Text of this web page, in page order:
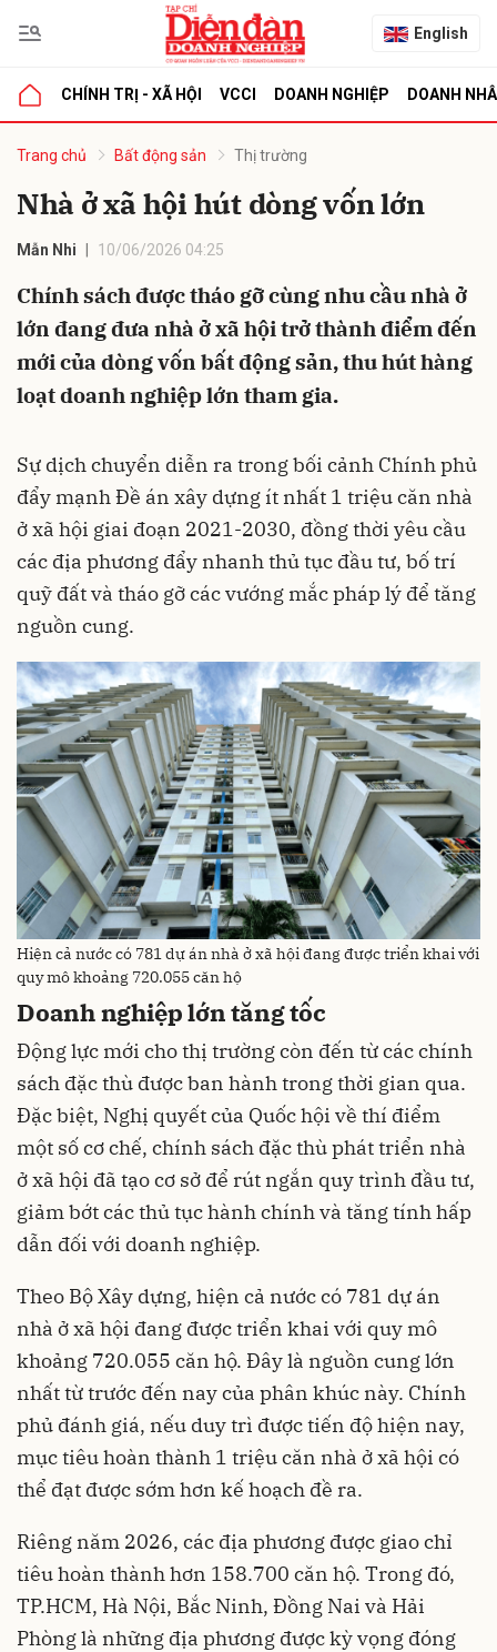
English
CHÍNH TRỊ - XÃ HỘI VCCI DOANH NGHIỆP DOANH
Trang chủ Bất động sản Thị trường
Nhà ở xã hội hút dòng vốn lớn
Mẫn Nhi 10/06/2026 04:25
Chính sách được tháo gỡ cùng nhu cầu nhà ở
lớn đang đưa nhà ở xã hội trở thành điểm đến
mới của dòng vốn bất động sản, thu hút hàng
loạt doanh nghiệp lớn tham gia.
Sự dịch chuyển diễn ra trong bối cảnh Chính phủ
đẩy mạnh Đề án xây dựng ít nhất 1 triệu căn nhà
ở xã hội giai đoạn 2021-2030, đồng thời yêu cầu
các địa phương đẩy nhanh thủ tục đầu tư, bố trí
quỹ đất và tháo gỡ các vướng mắc pháp lý để tăng
nguồn cung.
Hiện cả nước có 781 dự án nhà ở xã hội đang được triển khai với
quy mô khoảng 720.055 căn hộ
Doanh nghiệp lớn tăng tốc
Động lực mới cho thị trường còn đến từ các chính
sách đặc thù được ban hành trong thời gian qua.
Đặc biệt, Nghị quyết của Quốc hội về thí điểm
một số cơ chế, chính sách đặc thù phát triển nhà
ở xã hội đã tạo cơ sở để rút ngắn quy trình đầu tư,
giảm bớt các thủ tục hành chính và tăng tính hấp
dẫn đối với doanh nghiệp.
Theo Bộ Xây dựng, hiện cả nước có 781 dự án
nhà ở xã hội đang được triển khai với quy mô
khoảng 720.055 căn hộ. Đây là nguồn cung lớn
nhất từ trước đến nay của phân khúc này. Chính
phủ đánh giá, nếu duy trì được tiến độ hiện nay,
mục tiêu hoàn thành 1 triệu căn nhà ở xã hội có
thể đạt được sớm hơn kế hoạch đề ra.
Riêng năm 2026, các địa phương được giao chỉ
tiêu hoàn thành hơn 158.700 căn hộ. Trong đó,
TP.HCM, Hà Nội, Bắc Ninh, Đồng Nai và Hải
Phòng là những địa phương được kỳ vọng đóng
luận
Hủy